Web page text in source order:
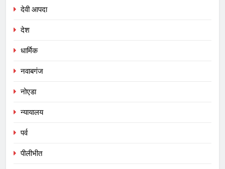
देवी आपदा
देश
धार्मिक
नवाबगंज
नोएडा
न्यायालय
पर्व
पीलीभीत